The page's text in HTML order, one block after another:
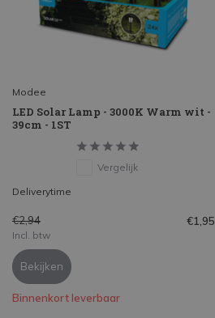
Modee
LED Solar Lamp - 3000K Warm wit -
39cm - 1ST
Vergelijk
Deliverytime
€2,94 €1,95
Incl. btw
Bekijken
Binnenkort leverbaar